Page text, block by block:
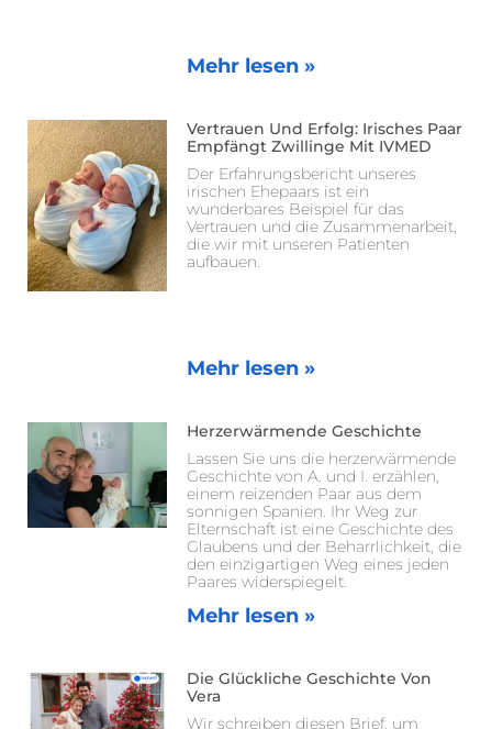
Mehr lesen »
Vertrauen Und Erfolg: Irisches Paar
Empfängt Zwillinge Mit IVMED
Der Erfahrungsbericht unseres
irischen Ehepaars ist ein
wunderbares Beispiel für das
Vertrauen und die Zusammenarbeit,
die wir mit unseren Patienten
aufbauen.
Mehr lesen »
Herzerwärmende Geschichte
Lassen Sie uns die herzerwärmende
Geschichte von A. und I. erzählen,
einem reizenden Paar aus dem
sonnigen Spanien. Ihr Weg zur
Elternschaft ist eine Geschichte des
Glaubens und der Beharrlichkeit, die
den einzigartigen Weg eines jeden
Paares widerspiegelt.
Mehr lesen »
Die Glückliche Geschichte Von
Vera
Wir schreiben diesen Brief, um